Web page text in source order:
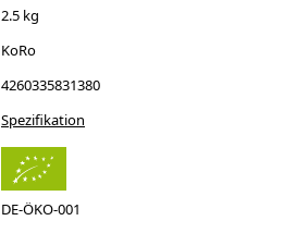
2.5 kg
KoRo
4260335831380
Spezifikation
DE-ÖKO-001